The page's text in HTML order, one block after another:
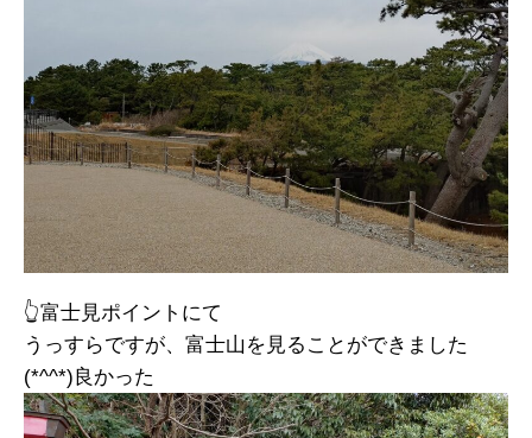
👆富士見ポイントにて
うっすらですが、富士山を見ることができました
(*^^*)良かった